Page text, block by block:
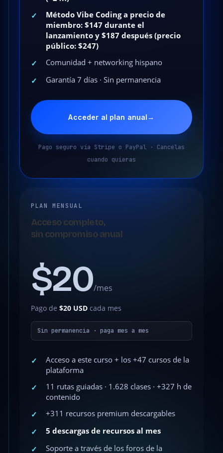
✓
Método Vibe Coding a precio de
miembro: $147 durante el
lanzamiento y $187 después (precio
público: $247)
✓
Comunidad + networking hispano
✓
Garantía 7 días · Sin permanencia
Acceder al plan anual→
Pago seguro vía Stripe o PayPal · Cancelas
cuando quieras
PLAN MENSUAL
Acceso completo,
sin compromiso anual
$20/mes
Pago de $20 USDcada mes
Sin permanencia · paga mes a mes
✓
Acceso a este curso + los +47 cursos de la
plataforma
✓
11 rutas guiadas · 1.628 clases · +327 h de
contenido
✓
+311 recursos premium descargables
✓
5 descargas de recursos al mes
✓
Soporte a través de los foros de la